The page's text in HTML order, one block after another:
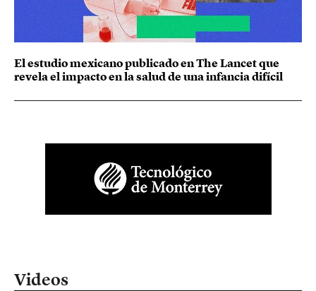
El estudio mexicano publicado en The Lancet que
revela el impacto en la salud de una infancia difícil
Videos